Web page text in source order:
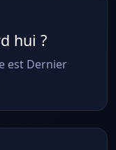
hui ?
est Dernier